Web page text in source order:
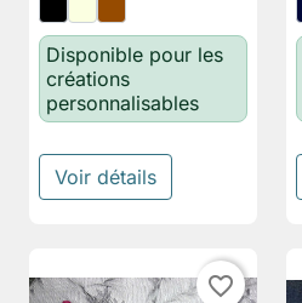
Disponible pour les
créations
personnalisables
Voir détails
favorite_border